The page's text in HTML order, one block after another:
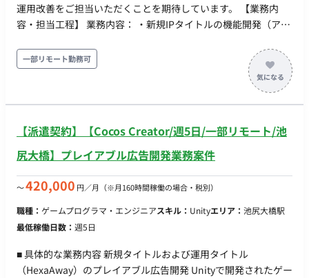
運用改善をご担当いただくことを期待しています。 【業務内
容・担当工程】 業務内容： ・新規IPタイトルの機能開発（アウ
ム中心） ※状況次第ではインゲーム開発もご担当いただく可能
性があります 【開発環境】 ・プログラミング：Unity (C#) ・
イトルにもよりますが、現状は全体で10名程度のチーム内にジ
形態：派遣契約（週20時間以上のため、社会保険加入必須） ・
稼働量：平日週5日 稼働時間：10:00-19:00 ・働き方：一部リ
分） ※出社頻度：月に半分程度 ・交通費：支給 ・時給：
期 ・募集人数：3～4名 ・機器について：貸与想定(Mac) ・その
他：月末締め、25日支払い
一部リモート勤務可
【派遣契約】【Cocos Creator/週5日/一部リモート/池
尻大橋】プレイアブル広告開発業務案件
〜420,000 円／月 （※月160時間稼働の場合・税別）
職種： ゲームプログラマ・エンジニアスキル： Unityエリア： 池尻大橋駅
最低稼働日数： 週5日
■ 具体的な業務内容 新規タイトルおよび運用タイトル
（HexaAway）のプレイアブル広告開発 Unityで開発されたゲー